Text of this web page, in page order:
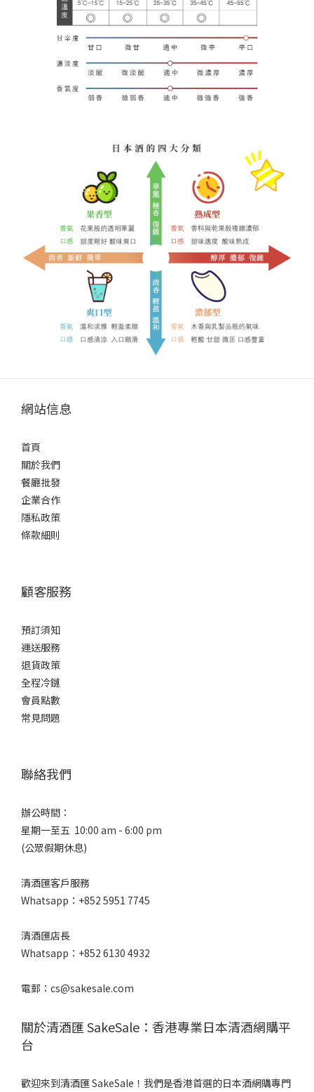
網站信息
首頁
關於我們
餐廳批發
企業合作
隱私政策
條款細則
顧客服務
預訂須知
運送服務
退貨政策
全程冷鏈
會員點數
常見問題
聯絡我們
辦公時間：
星期一至五 10:00 am - 6:00 pm
(公眾假期休息)
清酒匯客戶服務
Whatsapp：+852 5951 7745
清酒匯店長
Whatsapp：+852 6130 4932
電郵：cs@sakesale.com
關於清酒匯 SakeSale：香港專業日本清酒網購平
台
歡迎來到清酒匯 SakeSale！我們是香港首選的日本酒網購專門